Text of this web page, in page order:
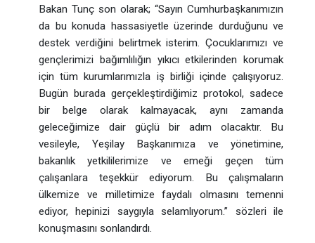
Bakan Tunç son olarak; “Sayın Cumhurbaşkanımızın
da bu konuda hassasiyetle üzerinde durduğunu ve
destek verdiğini belirtmek isterim. Çocuklarımızı ve
gençlerimizi bağımlılığın yıkıcı etkilerinden korumak
için tüm kurumlarımızla iş birliği içinde çalışıyoruz.
Bugün burada gerçekleştirdiğimiz protokol, sadece
bir belge olarak kalmayacak, aynı zamanda
geleceğimize dair güçlü bir adım olacaktır. Bu
vesileyle, Yeşilay Başkanımıza ve yönetimine,
bakanlık yetkililerimize ve emeği geçen tüm
çalışanlara teşekkür ediyorum. Bu çalışmaların
ülkemize ve milletimize faydalı olmasını temenni
ediyor, hepinizi saygıyla selamlıyorum.” sözleri ile
konuşmasını sonlandırdı.